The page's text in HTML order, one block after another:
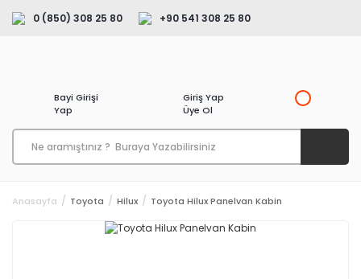
0 (850) 308 25 80 +90 541 308 25 80
Bayi Girişi
Yap
Giriş Yap
Üye Ol
Anasayfa Toyota Hilux Toyota Hilux Panelvan Kabin